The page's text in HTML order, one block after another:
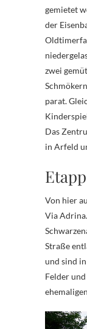
gemietet
der
zwei
parat.
Das
in Arfeld
Von hier
Via
Straße
und sind
Felder